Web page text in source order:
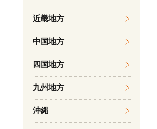
近畿地方
中国地方
四国地方
九州地方
沖縄